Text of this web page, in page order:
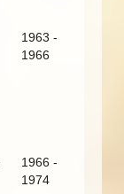
1963 -
1966
1966 -
1974